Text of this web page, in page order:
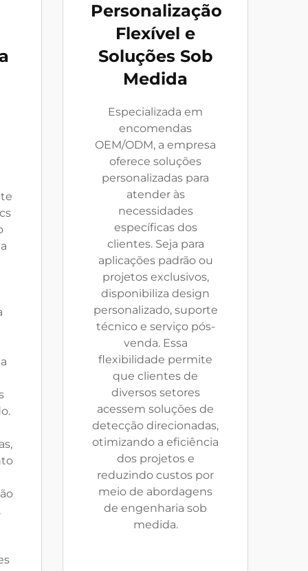
Personalização
Flexível e
Soluções Sob
Medida
Especializada em
encomendas
OEM/ODM, a empresa
oferece soluções
personalizadas para
atender às
necessidades
específicas dos
clientes. Seja para
aplicações padrão ou
projetos exclusivos,
disponibiliza design
personalizado, suporte
técnico e serviço pós-
venda. Essa
flexibilidade permite
que clientes de
diversos setores
acessem soluções de
detecção direcionadas,
otimizando a eficiência
dos projetos e
reduzindo custos por
meio de abordagens
de engenharia sob
medida.